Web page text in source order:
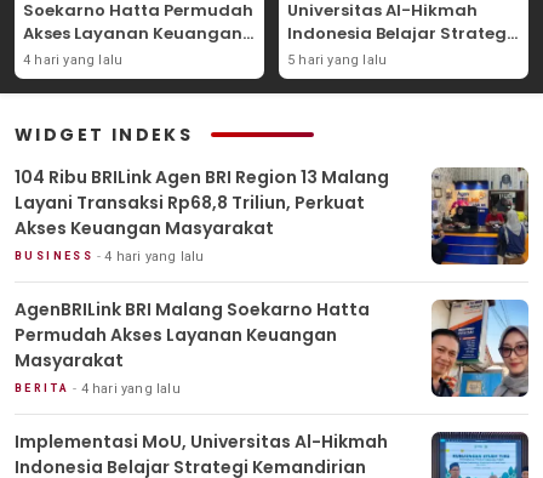
Soekarno Hatta Permudah
Akses Layanan Keuangan
Masyarakat
4 hari yang lalu
Universitas Al-Hikmah
Indonesia Belajar Strategi
Kemandirian Ekonomi di
Pondok Pesantren Sunan
5 hari yang lalu
WIDGET INDEKS
104 Ribu BRILink Agen BRI Region 13 Malang
Layani Transaksi Rp68,8 Triliun, Perkuat
Akses Keuangan Masyarakat
BUSINESS 4 hari yang lalu
AgenBRILink BRI Malang Soekarno Hatta
Permudah Akses Layanan Keuangan
Masyarakat
BERITA 4 hari yang lalu
Implementasi MoU, Universitas Al-Hikmah
Indonesia Belajar Strategi Kemandirian